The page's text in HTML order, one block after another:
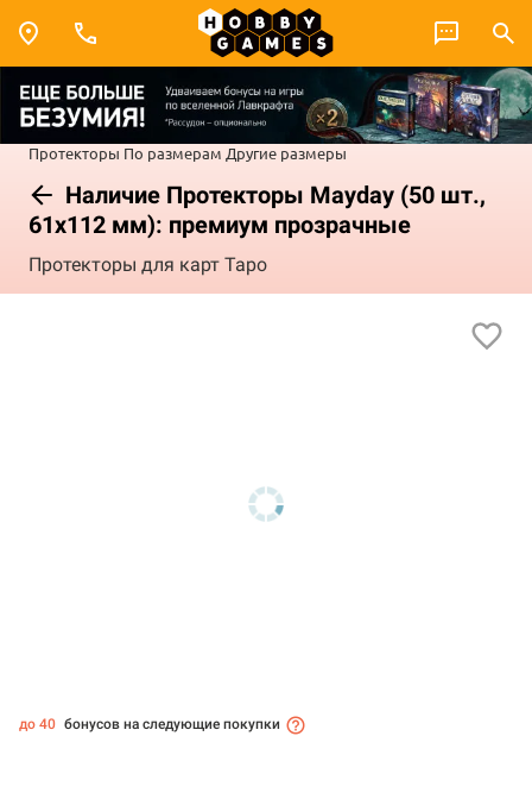
Протекторы По размерам Другие размеры
Наличие Протекторы Mayday (50 шт.,
61x112 мм): премиум прозрачные
Протекторы для карт Таро
до 40 бонусов на следующие покупки